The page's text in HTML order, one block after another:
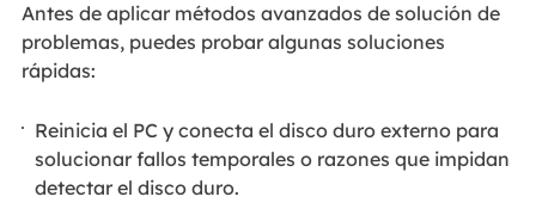
Antes de aplicar métodos avanzados de solución de
problemas, puedes probar algunas soluciones
rápidas:
Reinicia el PC y conecta el disco duro externo para
solucionar fallos temporales o razones que impidan
detectar el disco duro.